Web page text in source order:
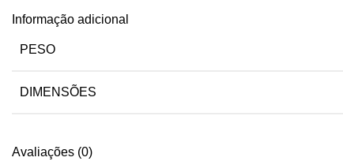
Informação adicional
PESO
DIMENSÕES
Avaliações (0)